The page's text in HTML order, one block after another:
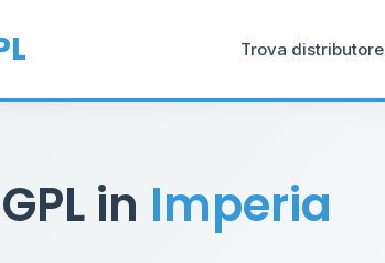
Trova distributore
in Imperia